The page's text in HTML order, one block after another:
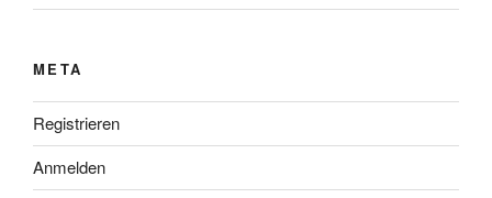
META
Registrieren
Anmelden